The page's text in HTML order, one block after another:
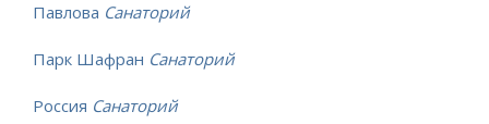
Павлова Санаторий
Парк Шафран Санаторий
Россия Санаторий